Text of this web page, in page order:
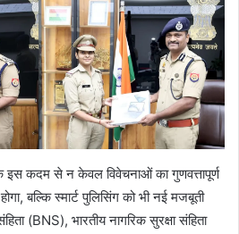
कदम से न केवल विवेचनाओं का गुणवत्तापूर्ण
बल्कि स्मार्ट पुलिसिंग को भी नई मजबूती
(BNS), भारतीय नागरिक सुरक्षा संहिता